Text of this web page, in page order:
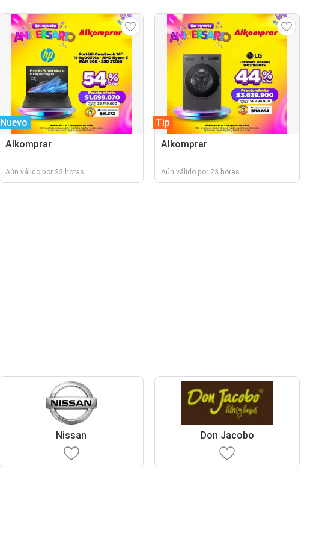
Nuevo
Alkomprar
Aún válido por 23 horas
Tip
Alkomprar
Aún válido por 23 horas
Nissan Don Jacobo